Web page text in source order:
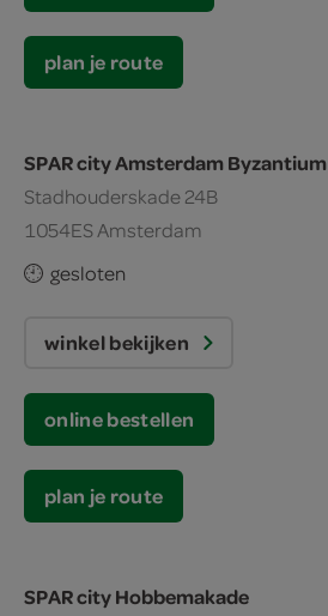
plan je route
SPAR city Amsterdam Byzantium
Stadhouderskade 24B
1054ES Amsterdam
gesloten
winkel bekijken
online bestellen
plan je route
SPAR city Hobbemakade